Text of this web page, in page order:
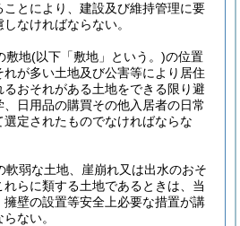
とにより、建設及び維持管理に要
なければならない。
敷地(以下「敷地」という。)の位置
が多い土地及び公害等により居住
おそれがある土地をできる限り避
日用品の購買その他入居者の日常
定されたものでなければならな
軟弱な土地、崖崩れ又は出水のおそ
らに類する土地であるときは、当
壁の設置等安全上必要な措置が講
ない。